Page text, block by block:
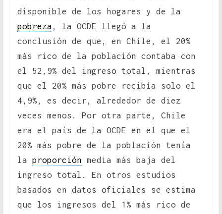
disponible de los hogares y de la
pobreza , la OCDE llegó a la
conclusión de que, en Chile, el 20%
más rico de la población contaba con
el 52,9% del ingreso total, mientras
que el 20% más pobre recibía solo el
4,9%, es decir, alrededor de diez
veces menos. Por otra parte, Chile
era el país de la OCDE en el que el
20% más pobre de la población tenía
la proporción media más baja del
ingreso total. En otros estudios
basados en datos oficiales se estima
que los ingresos del 1% más rico de